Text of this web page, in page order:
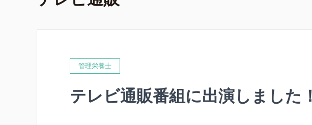
管理栄養士
テレビ通販番組に出演しました！